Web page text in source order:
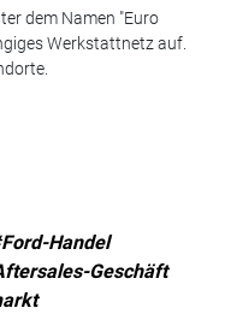
dem Namen "Euro
Werkstattnetz auf.
Handel
Geschäft